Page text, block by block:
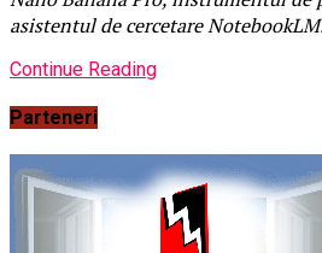
asistentul de cercetare
Continue Reading
Parteneri